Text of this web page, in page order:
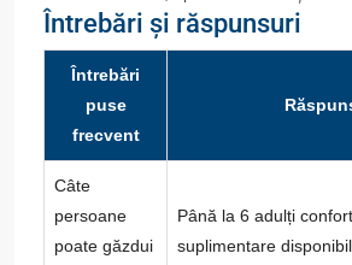
Întrebări și răspunsuri
Întrebări
puse
frecvent
Câte
persoane
poate găzdui
Până la 6 adulți
suplimentare